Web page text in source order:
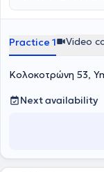
και Έρευνας στη
Δικαιώματα του
Πανεπιστήμιο Αιγαίου.
Πρωτοβάθμια
ψυχοκοινωνικών
θεραπευόμενων.
Practice 1 Video
Κολοκοτρώνη 53,
Next availability